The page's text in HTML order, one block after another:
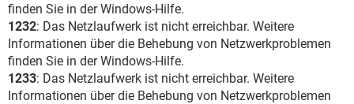
finden Sie in der Windows-Hilfe.
1232: Das Netzlaufwerk ist nicht erreichbar. Weitere
Informationen über die Behebung von Netzwerkproblemen
finden Sie in der Windows-Hilfe.
1233: Das Netzlaufwerk ist nicht erreichbar. Weitere
Informationen über die Behebung von Netzwerkproblemen